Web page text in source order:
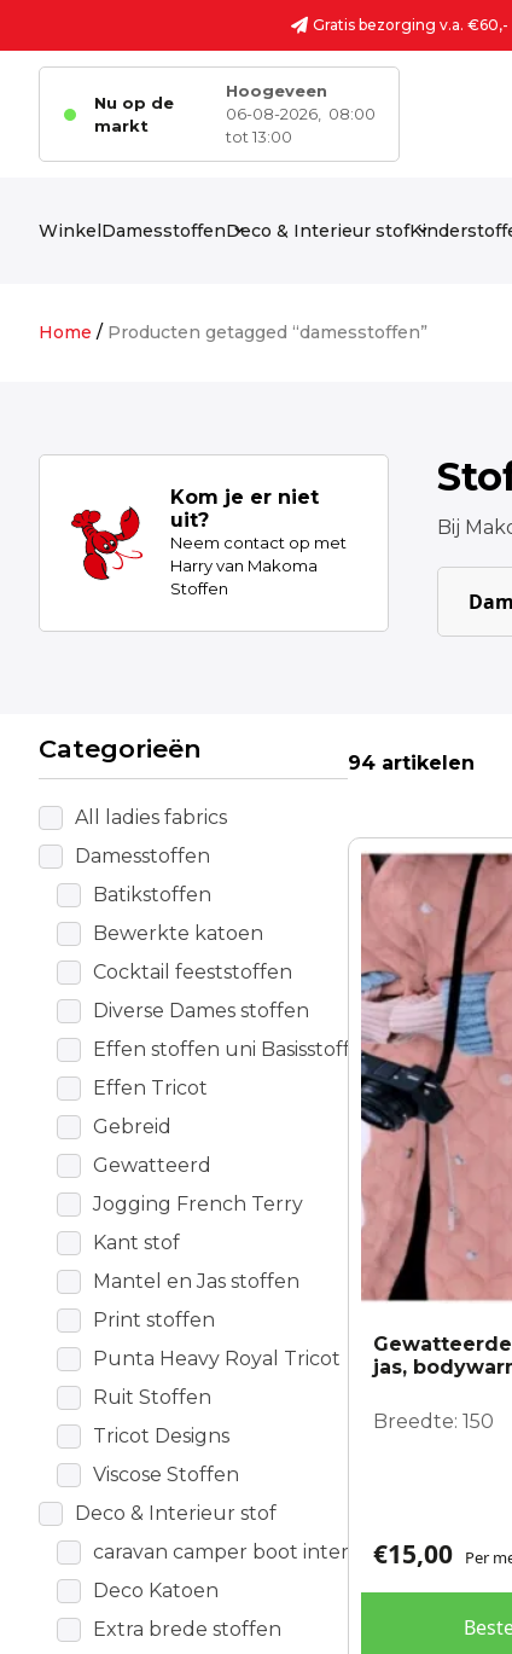
Gratis bezorging v.a. €60,-
Nu op de
markt
Hoogeveen
06-08-2026,
08:00
tot 13:00
WinkelDamesstoffenDeco & Interieur stof
Home / Producten getagged “damesstoffen”
Kom je er niet
uit?
Neem contact op met
Harry van Makoma
Stoffen
Bij
Categorieën
All ladies fabrics
Damesstoffen
Batikstoffen
Bewerkte katoen
Cocktail feeststoffen
Diverse Dames stoffen
Effen stoffen uni Basisstoffen
Effen Tricot
Gebreid
Gewatteerd
Jogging French Terry
Kant stof
Mantel en Jas stoffen
Print stoffen
Punta Heavy Royal Tricot
Ruit Stoffen
Tricot Designs
Viscose Stoffen
Deco & Interieur stof
caravan camper boot interieur
Deco Katoen
Extra brede stoffen
94 artikelen
jas,
Breedte: 150
€15,00 Per
Dit
product
heeft
meerdere
variaties.
Deze
optie
kan
gekozen
worden
op
productpagina